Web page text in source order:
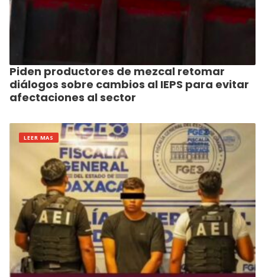
Piden productores de mezcal retomar
diálogos sobre cambios al IEPS para evitar
afectaciones al sector
LEER MAS